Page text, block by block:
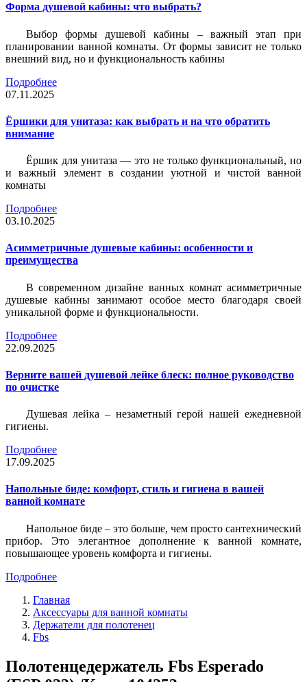
Форма душевой кабины: что выбрать?
Выбор формы душевой кабины – важный этап при
планировании ванной комнаты. От формы зависит не только
внешний вид, но и функциональность кабины
Подробнее
07.11.2025
Ёршики для унитаза: как выбрать и на что обратить
внимание
Ёршик для унитаза — это не только функциональный, но
и важный элемент в создании уютной и чистой ванной
комнаты
Подробнее
03.10.2025
Асимметричные душевые кабины: особенности и
преимущества
В современном дизайне ванных комнат асимметричные
душевые кабины занимают особое место благодаря своей
уникальной форме и функциональности.
Подробнее
22.09.2025
Верните вашей душевой лейке блеск: полное руководство
по очистке
Душевая лейка – незаметный герой нашей ежедневной
гигиены.
Подробнее
17.09.2025
Напольные биде: комфорт, стиль и гигиена в вашей
ванной комнате
Напольное биде – это больше, чем просто сантехнический
прибор. Это элегантное дополнение к ванной комнате,
повышающее уровень комфорта и гигиены.
Подробнее
Главная
Аксессуары для ванной комнаты
Держатели для полотенец
Fbs
Полотенцедержатель Fbs Esperado